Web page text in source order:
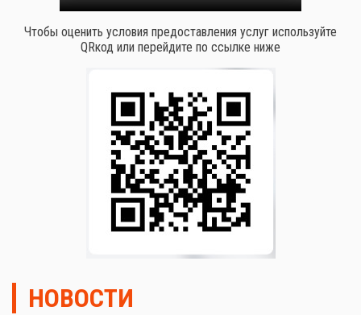
Чтобы оценить условия предоставления услуг используйте
QRкод или перейдите по ссылке ниже
НОВОСТИ